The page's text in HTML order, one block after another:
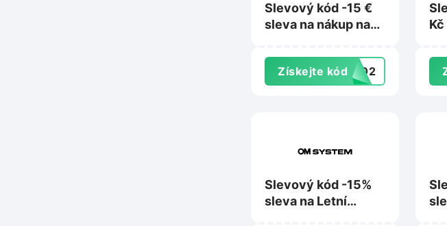
Slevový kód -15 €
sleva na nákup nad
Geekbuying.com
Získejte kódTS02
Slevový kód -15%
sleva na Letní